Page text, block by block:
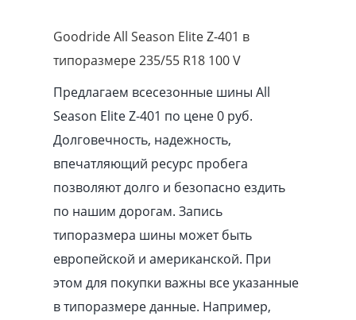
Goodride All Season Elite Z-401 в
типоразмере 235/55 R18 100 V
Предлагаем всесезонные шины All
Season Elite Z-401 по цене 0 руб.
Долговечность, надежность,
впечатляющий ресурс пробега
позволяют долго и безопасно ездить
по нашим дорогам. Запись
типоразмера шины может быть
европейской и американской. При
этом для покупки важны все указанные
в типоразмере данные. Например,